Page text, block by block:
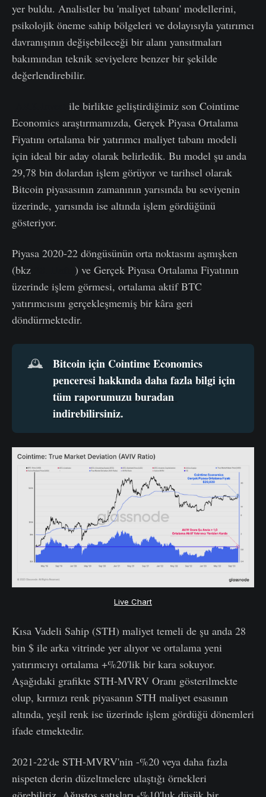
yer buldu. Analistler bu 'maliyet tabanı' modellerini,
psikolojik öneme sahip bölgeleri ve dolayısıyla yatırımcı
davranışının değişebileceği bir alanı yansıtmaları
bakımından teknik seviyelere benzer bir şekilde
değerlendirebilir.
ile birlikte geliştirdiğimiz son Cointime
Economics araştırmamızda, Gerçek Piyasa Ortalama
Fiyatını ortalama bir yatırımcı maliyet tabanı modeli
için ideal bir aday olarak belirledik. Bu model şu anda
29,78 bin dolardan işlem görüyor ve tarihsel olarak
Bitcoin piyasasının zamanının yarısında bu seviyenin
üzerinde, yarısında ise altında işlem gördüğünü
gösteriyor.
Piyasa 2020-22 döngüsünün orta noktasını aşmışken
(bkz
) ve Gerçek Piyasa Ortalama Fiyatının
üzerinde işlem görmesi, ortalama aktif BTC
yatırımcısını gerçekleşmemiş bir kâra geri
döndürmektedir.
🕰️
Bitcoin için Cointime Economics
tüm raporumuzu buradan
indirebilirsiniz.
Live Chart
Kısa Vadeli Sahip (STH) maliyet temeli de şu anda 28
bin $ ile arka vitrinde yer alıyor ve ortalama yeni
yatırımcıyı ortalama +%20'lik bir kara sokuyor.
Aşağıdaki grafikte STH-MVRV Oranı gösterilmekte
olup, kırmızı renk piyasanın STH maliyet esasının
altında, yeşil renk ise üzerinde işlem gördüğü dönemleri
ifade etmektedir.
2021-22'de STH-MVRV'nin -%20 veya daha fazla
nispeten derin düzeltmelere ulaştığı örnekleri